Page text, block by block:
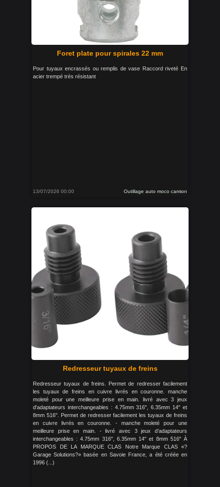
Foret plate pour spirales 22 mm
Pour tuyaux encrassés ou remplis de vase Raccord riveté En
acier trempé très résistant
13/07/2026 00:00 Outillage auto moco camion
Redresseur tuyaux de freins
Redresseur tuyaux de freins. Permet de redresser facilement
les tuyaux de freins en cuivre livrés en couronne. manche
moleté pour une meilleure prise en main. livré avec 3 jeux
d'adaptateurs interchangeables : 4.75mm 316", 6.35mm 14" et
8mm 516". Permet de redresser facilement les tuyaux de freins
en cuivre livrés en couronne. - manche moleté pour une
meilleure prise en main. - livré avec 3 jeux d’adaptateurs
interchangeables : 4.75mm 316", 6.35mm 14" et 8mm 516" À
PROPOS DE LA MARQUE CLAS Notre Marque CLAS «?
Garage Solutions?» basée en Savoie France, a été créée en
1996 (...)